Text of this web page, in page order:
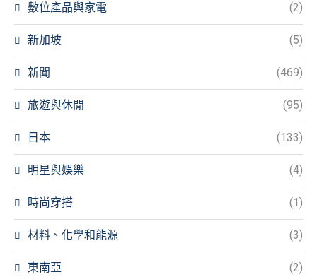
數位產品與家電 (2)
新加坡 (5)
新聞 (469)
旅遊與休閒 (95)
日本 (133)
明星與娛樂 (4)
時尚穿搭 (1)
材料、化學和能源 (3)
東南亞 (2)